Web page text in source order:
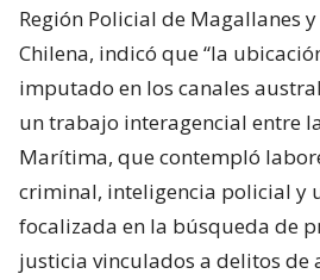
Región Policial de Magallanes
Chilena, indicó que “la
imputado en los canales
un trabajo interagencial entre
Marítima, que contempló
criminal, inteligencia policial y
focalizada en la búsqueda de
justicia vinculados a delitos de